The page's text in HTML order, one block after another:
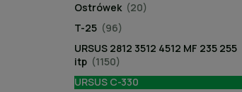
Ostrówek (20)
T-25 (96)
URSUS 2812 3512 4512 MF 235 255
itp (1150)
URSUS C-330